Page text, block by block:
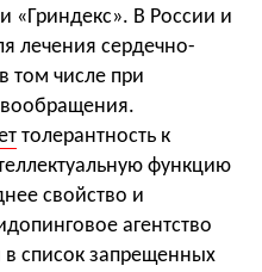
«Гриндекс». В России и
лечения сердечно-
том числе при
толерантность к
функцию
свойство и
агентство
в список запрещенных